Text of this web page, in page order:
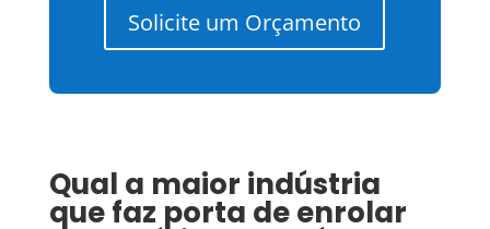
Solicite um Orçamento
Qual a maior indústria
que faz porta de enrolar